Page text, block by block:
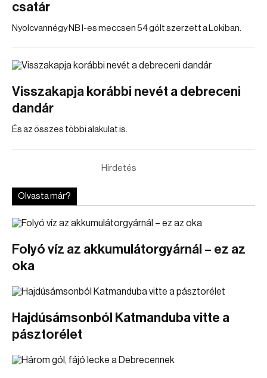
csatár
Nyolcvannégy NB I-es meccsen 54 gólt szerzett a Lokiban.
Visszakapja korábbi nevét a debreceni
dandár
És az összes többi alakulat is.
Hirdetés
Olvasta már?
Folyó víz az akkumulátorgyárnál – ez az
oka
Hajdúsámsonból Katmanduba vitte a
pásztorélet